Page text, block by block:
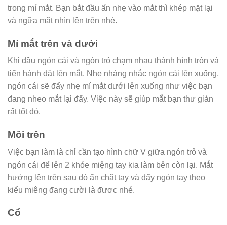
trong mí mắt. Bạn bắt đầu ấn nhẹ vào mắt thì khép mặt lại
và ngữa mặt nhìn lên trên nhé.
Mí mắt trên và dưới
Khi đầu ngón cái và ngón trỏ chạm nhau thành hình tròn và
tiến hành đặt lên mắt. Nhẹ nhàng nhắc ngón cái lên xuống,
ngón cái sẽ đẩy nhẹ mí mắt dưới lên xuống như việc bạn
đang nheo mắt lại đấy. Việc này sẽ giúp mắt bạn thư giản
rất tốt đó.
Môi trên
Việc bạn làm là chỉ cần tạo hình chữ V giữa ngón trỏ và
ngón cái để lên 2 khóe miệng tay kia làm bên còn lại. Mắt
hướng lên trên sau đó ấn chặt tay và đẩy ngón tay theo
kiểu miệng đang cười là được nhé.
Cổ